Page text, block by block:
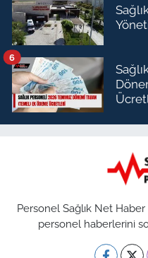
6
Personel Sağlık Net
personel haberlerini